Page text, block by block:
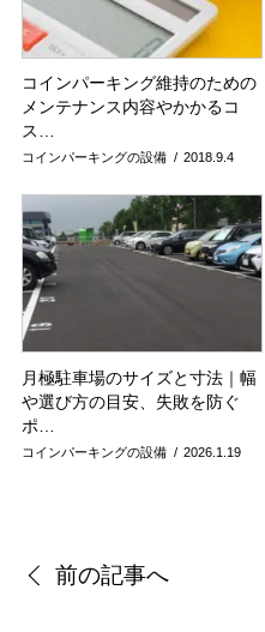
コインパーキング維持のための
メンテナンス内容やかかるコ
ス…
2018.9.4
コインパーキングの設備
月極駐車場のサイズと寸法｜幅
や選び方の目安、失敗を防ぐ
ポ…
2026.1.19
コインパーキングの設備
前の記事へ